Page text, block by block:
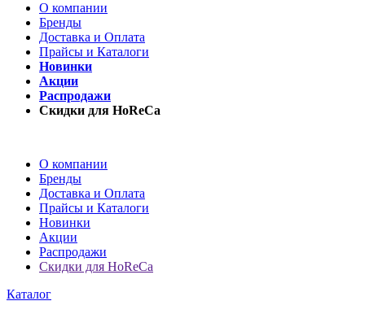
О компании
Бренды
Доставка и Оплата
Прайсы и Каталоги
Новинки
Акции
Распродажи
Скидки для HoReCa
О компании
Бренды
Доставка и Оплата
Прайсы и Каталоги
Новинки
Акции
Распродажи
Скидки для HoReCa
Каталог